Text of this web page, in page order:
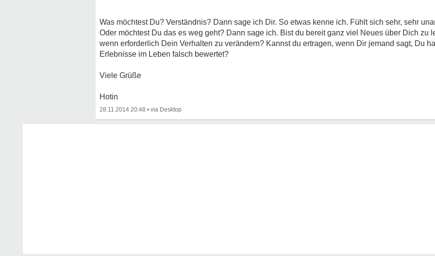
Was möchtest Du? Verständnis? Dann sage ich Dir. So etwas kenne ich. Fühlt sich sehr, sehr
Oder möchtest Du das es weg geht? Dann sage ich. Bist du bereit ganz viel Neues über Dich zu
wenn erforderlich Dein Verhalten zu verändern? Kannst du ertragen, wenn Dir jemand sagt, Du
Erlebnisse im Leben falsch bewertet?
Viele Grüße
Hotin
28.11.2014 20:48 •